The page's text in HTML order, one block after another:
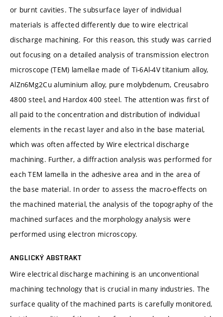
or burnt cavities. The subsurface layer of individual
materials is affected differently due to wire electrical
discharge machining. For this reason, this study was carried
out focusing on a detailed analysis of transmission electron
microscope (TEM) lamellae made of Ti-6Al-4V titanium alloy,
AlZn6Mg2Cu aluminium alloy, pure molybdenum, Creusabro
4800 steel, and Hardox 400 steel. The attention was first of
all paid to the concentration and distribution of individual
elements in the recast layer and also in the base material,
which was often affected by Wire electrical discharge
machining. Further, a diffraction analysis was performed for
each TEM lamella in the adhesive area and in the area of
the base material. In order to assess the macro-effects on
the machined material, the analysis of the topography of the
machined surfaces and the morphology analysis were
performed using electron microscopy.
ANGLICKÝ ABSTRAKT
Wire electrical discharge machining is an unconventional
machining technology that is crucial in many industries. The
surface quality of the machined parts is carefully monitored,